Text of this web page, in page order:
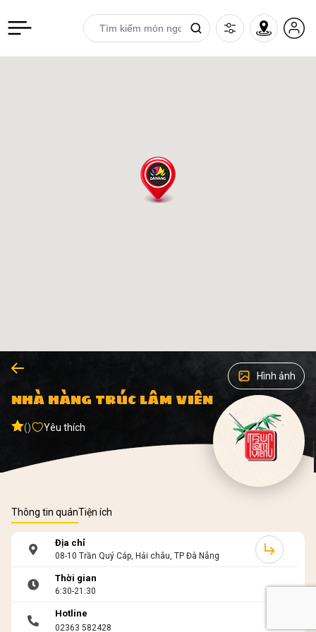
Hình ảnh
NHÀ HÀNG TRÚC LÂM VIÊN
() Yêu thích
Thông tin quánTiện ích
Địa chỉ
08-10 Trần Quý Cáp, Hải châu, TP Đà Nẵng
Thời gian
6:30-21:30
Hotline
02363 582428